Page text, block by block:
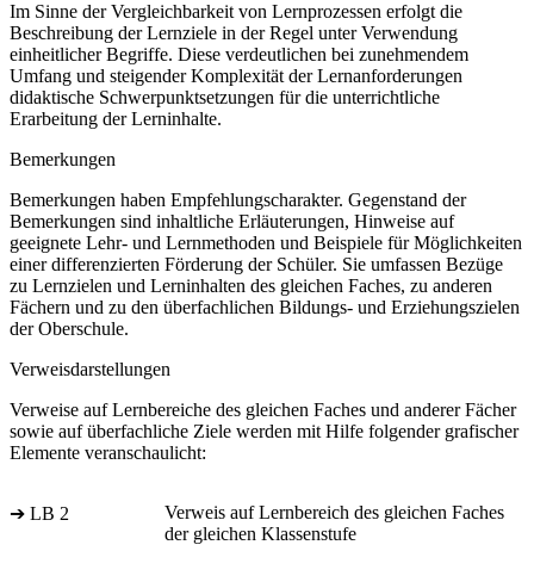
Im Sinne der Vergleichbarkeit von Lernprozessen erfolgt die
Beschreibung der Lernziele in der Regel unter Verwendung
einheitlicher Begriffe. Diese verdeutlichen bei zunehmendem
Umfang und steigender Komplexität der Lernanforderungen
didaktische Schwerpunktsetzungen für die unterrichtliche
Erarbeitung der Lerninhalte.
Bemerkungen
Bemerkungen haben Empfehlungscharakter. Gegenstand der
Bemerkungen sind inhaltliche Erläuterungen, Hinweise auf
geeignete Lehr- und Lernmethoden und Beispiele für Möglichkeiten
einer differenzierten Förderung der Schüler. Sie umfassen Bezüge
zu Lernzielen und Lerninhalten des gleichen Faches, zu anderen
Fächern und zu den überfachlichen Bildungs- und Erziehungszielen
der Oberschule.
Verweisdarstellungen
Verweise auf Lernbereiche des gleichen Faches und anderer Fächer
sowie auf überfachliche Ziele werden mit Hilfe folgender grafischer
Elemente veranschaulicht:
➔ LB 2
Verweis auf Lernbereich des gleichen Faches
der gleichen Klassenstufe